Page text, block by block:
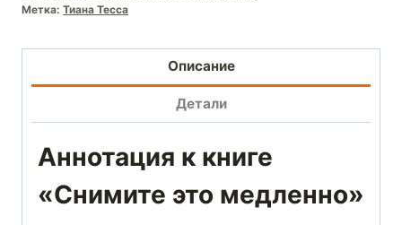
Метка: Тиана Тесса
Описание
Детали
Аннотация к книге
«Снимите это медленно»